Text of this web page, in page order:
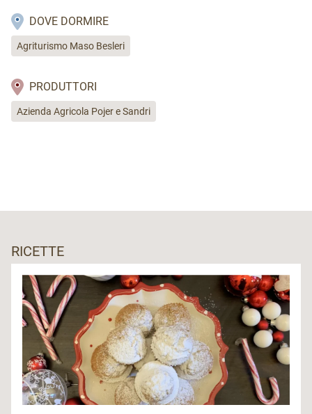
DOVE DORMIRE
Agriturismo Maso Besleri
PRODUTTORI
Azienda Agricola Pojer e Sandri
RICETTE